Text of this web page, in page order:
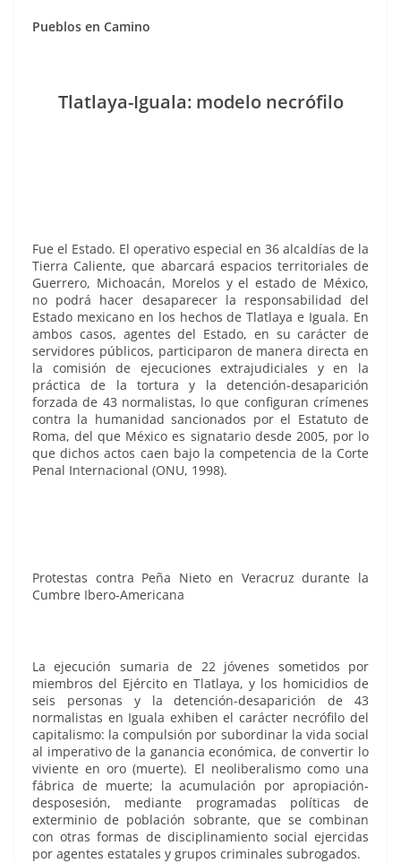
Pueblos en Camino
Tlatlaya-Iguala: modelo necrófilo
Fue el Estado. El operativo especial en 36 alcaldías de la
Tierra Caliente, que abarcará espacios territoriales de
Guerrero, Michoacán, Morelos y el estado de México,
no podrá hacer desaparecer la responsabilidad del
Estado mexicano en los hechos de Tlatlaya e Iguala. En
ambos casos, agentes del Estado, en su carácter de
servidores públicos, participaron de manera directa en
la comisión de ejecuciones extrajudiciales y en la
práctica de la tortura y la detención-desaparición
forzada de 43 normalistas, lo que configuran crímenes
contra la humanidad sancionados por el Estatuto de
Roma, del que México es signatario desde 2005, por lo
que dichos actos caen bajo la competencia de la Corte
Penal Internacional (ONU, 1998).
Protestas contra Peña Nieto en Veracruz durante la
Cumbre Ibero-Americana
La ejecución sumaria de 22 jóvenes sometidos por
miembros del Ejército en Tlatlaya, y los homicidios de
seis personas y la detención-desaparición de 43
normalistas en Iguala exhiben el carácter necrófilo del
capitalismo: la compulsión por subordinar la vida social
al imperativo de la ganancia económica, de convertir lo
viviente en oro (muerte). El neoliberalismo como una
fábrica de muerte; la acumulación por apropiación-
desposesión, mediante programadas políticas de
exterminio de población sobrante, que se combinan
con otras formas de disciplinamiento social ejercidas
por agentes estatales y grupos criminales subrogados.